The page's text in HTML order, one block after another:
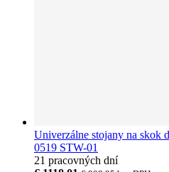
Univerzálne stojany na skok
0519 STW-01
21 pracovných dní